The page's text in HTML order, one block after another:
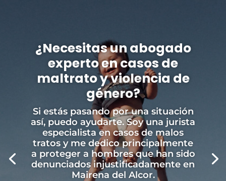
¿Necesitas un abogado
experto en casos de
maltrato y violencia de
género?
Si estás pasando por una situación
así, puedo ayudarte. Soy una jurista
especialista en casos de malos
tratos y me dedico principalmente
a proteger a hombres que han sido
denunciados injustificadamente en
Mairena del Alcor.